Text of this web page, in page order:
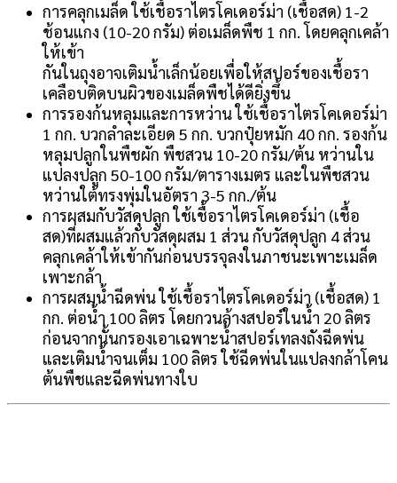
การคลุกเมล็ด ใช้เชื้อราไตรโคเดอร์ม่า (เชื้อสด) 1-2
ช้อนแกง (10-20 กรัม) ต่อเมล็ดพืช 1 กก. โดยคลุกเคล้า
ให้เข้า
กันในถุงอาจเติมน้ำเล็กน้อยเพื่อให้สปอร์ของเชื้อรา
เคลือบติดบนผิวของเมล็ดพืชได้ดียิ่งขึ้น
การรองก้นหลุมและการหว่าน ใช้เชื้อราไตรโคเดอร์ม่า
1 กก. บวกลำละเอียด 5 กก. บวกปุ๋ยหมัก 40 กก. รองก้น
หลุมปลูกในพืชผัก พืชสวน 10-20 กรัม/ต้น หว่านใน
แปลงปลูก 50-100 กรัม/ตารางเมตร และในพืชสวน
หว่านใต้ทรงพุ่มในอัตรา 3-5 กก./ต้น
การผสมกับวัสดุปลูก ใช้เชื้อราไตรโคเดอร์ม่า (เชื้อ
สด)ที่ผสมแล้วกับวัสดุผสม 1 ส่วน กับวัสดุปลูก 4 ส่วน
คลุกเคล้าให้เข้ากันก่อนบรรจุลงในภาชนะเพาะเมล็ด
เพาะกล้า
การผสมน้ำฉีดพ่น ใช้เชื้อราไตรโคเดอร์ม่า (เชื้อสด) 1
กก. ต่อน้ำ 100 ลิตร โดยกวนล้างสปอร์ในน้ำ 20 ลิตร
ก่อนจากนั้นกรองเอาเฉพาะน้ำสปอร์เทลงถังฉีดพ่น
และเติมน้ำจนเต็ม 100 ลิตร ใช้ฉีดพ่นในแปลงกล้าโคน
ต้นพืชและฉีดพ่นทางใบ